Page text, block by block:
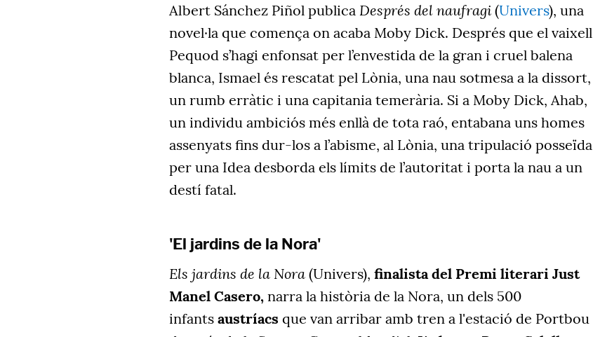
Albert Sánchez Piñol publica Després del naufragi (Univers), una
novel·la que comença on acaba Moby Dick. Després que el vaixell
Pequod s’hagi enfonsat per l’envestida de la gran i cruel balena
blanca, Ismael és rescatat pel Lònia, una nau sotmesa a la dissort,
un rumb erràtic i una capitania temerària. Si a Moby Dick, Ahab,
un individu ambiciós més enllà de tota raó, entabana uns homes
assenyats fins dur-los a l’abisme, al Lònia, una tripulació posseïda
per una Idea desborda els límits de l’autoritat i porta la nau a un
destí fatal.
'El jardins de la Nora'
Els jardins de la Nora (Univers), finalista del Premi literari Just
Manel Casero, narra la història de la Nora, un dels 500
infants austríacs que van arribar amb tren a l'estació de Portbou